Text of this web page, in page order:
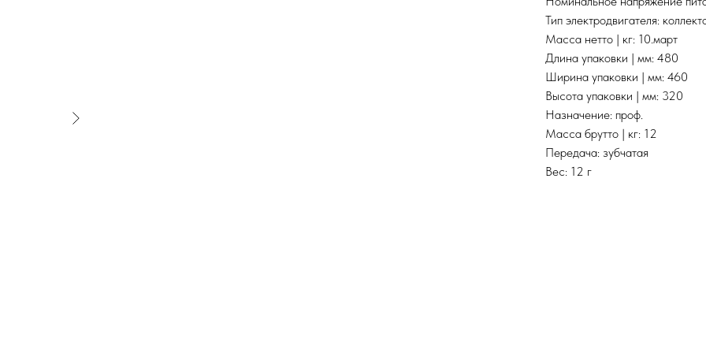
Тип электродвигателя:
Масса нетто | кг: 10.март
Длина упаковки | мм: 480
Ширина упаковки | мм: 460
Высота упаковки | мм: 320
Назначение: проф.
Масса брутто | кг: 12
Передача: зубчатая
Вес: 12 г